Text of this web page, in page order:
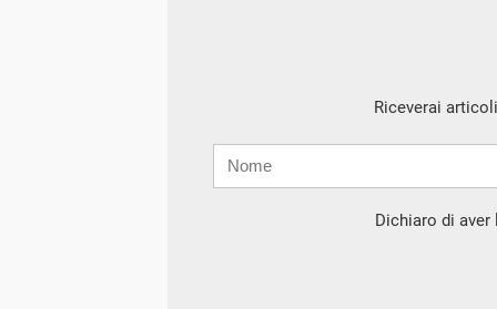
Riceverai
mail
Dichiaro di aver